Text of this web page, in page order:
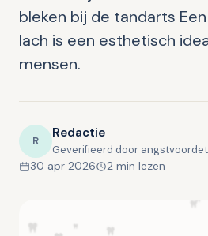
bleken bij de tandarts
lach is een esthetisch
mensen.
R Redactie
Geverifieerd door
30 apr 2026 2 min lezen